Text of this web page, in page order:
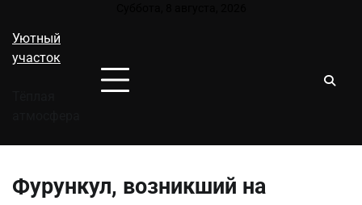
содержимому
Уютный
участок
Фурункул, возникший на